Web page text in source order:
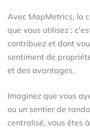
Avec MapMetrics, la
que vous utilisez ;
contribuez et dont
sentiment de
et des avantages.
Imaginez que vous
ou un sentier de
centralisé, vous êtes